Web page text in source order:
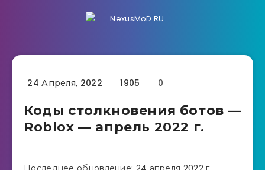
24 Апреля, 2022 1905 0
Коды столкновения ботов —
Roblox — апрель 2022 г.